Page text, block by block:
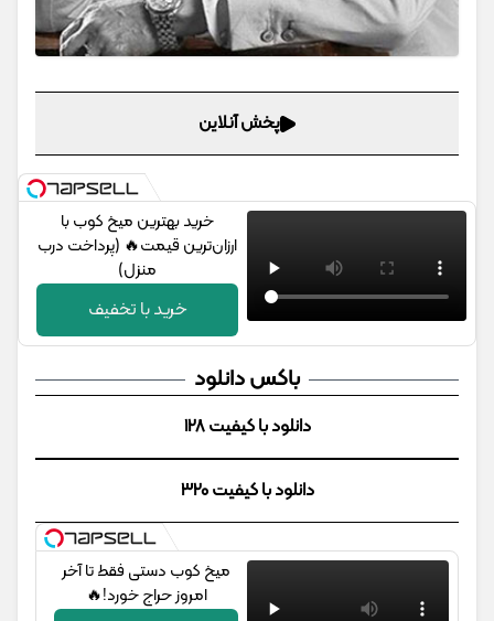
پخش آنلاین
خرید بهترین میخ کوب با
ارزان‌ترین قیمت🔥 (پرداخت درب
منزل)
خرید با تخفیف
باکس دانلود
دانلود با کیفیت 128
دانلود با کیفیت 320
میخ کوب دستی فقط تا آخر
امروز حراج خورد!🔥